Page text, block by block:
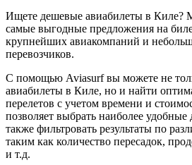
Ищете дешевые авиабилеты в
самые выгодные предложения на
крупнейших авиакомпаний и
перевозчиков.
С помощью Aviasurf вы можете не
авиабилеты в Киле, но и найти
перелетов с учетом времени и
позволяет выбрать наиболее
также фильтровать результаты по
таким как количество пересадок,
и т.д.